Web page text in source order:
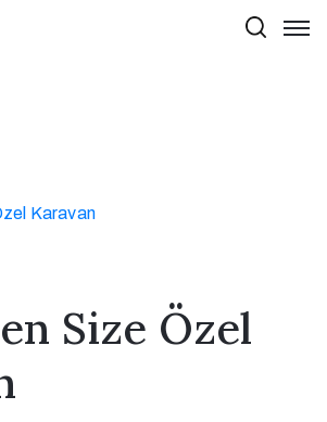
Size Özel